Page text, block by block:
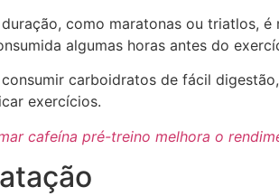
como maratonas ou triatlos,
algumas horas antes do
carboidratos de fácil
exercícios.
cafeína pré-treino melhora o